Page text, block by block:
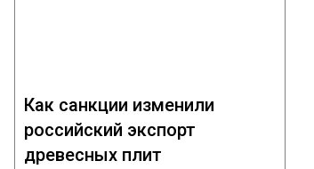
Как санкции изменили
российский экспорт
древесных плит